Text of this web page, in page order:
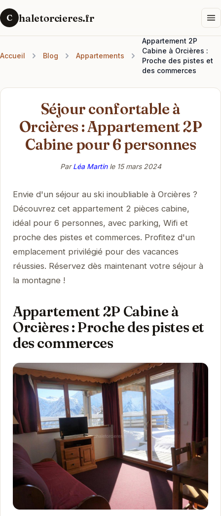
C haletorcieres.fr
Accueil Blog Appartements
Appartement 2P
Cabine à Orcières :
Proche des pistes et
des commerces
Séjour confortable à
Orcières : Appartement 2P
Cabine pour 6 personnes
ParLéa Martinle 15 mars 2024
Envie d'un séjour au ski inoubliable à Orcières ?
Découvrez cet appartement 2 pièces cabine,
idéal pour 6 personnes, avec parking, Wifi et
proche des pistes et commerces. Profitez d'un
emplacement privilégié pour des vacances
réussies. Réservez dès maintenant votre séjour à
la montagne !
Appartement 2P Cabine à
Orcières : Proche des pistes et
des commerces